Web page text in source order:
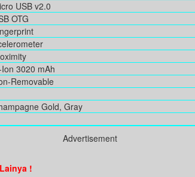
USB v2.0
OTG
Ion 3020 mAh
Removable
Gold, Gray
Advertisement
!